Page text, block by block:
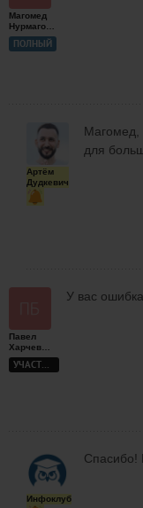
Магомед
Нурмагомедов
ПОЛНЫЙ
Артём
Дудкевич
Магомед,
для
Павел
Харчевников
УЧАСТНИК
У вас
Инфоклуб
Спасибо!